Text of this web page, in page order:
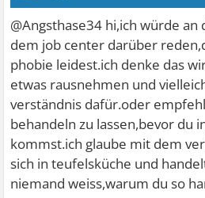
@Angsthase34 hi,ich würde
dem job center darüber
phobie leidest.ich denke das
etwas rausnehmen und
verständnis dafür.oder
behandeln zu lassen,bevor du
kommst.ich glaube mit dem
sich in teufelsküche und
niemand weiss,warum du so